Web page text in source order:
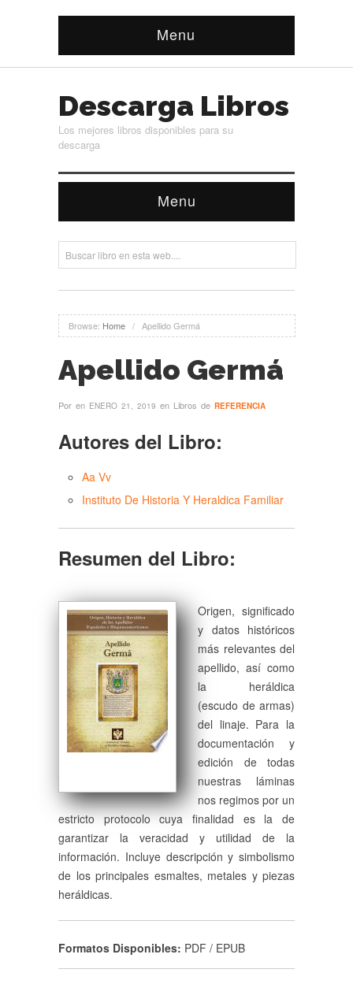
Menu
Descarga Libros
Los mejores libros disponibles para su
descarga
Menu
Browse: Home / Apellido Germá
Apellido Germá
Por en ENERO 21, 2019 en Libros de REFERENCIA
Autores del Libro:
Aa Vv
Instituto De Historia Y Heraldica Familiar
Resumen del Libro:
Origen, significado
y datos históricos
más relevantes del
apellido, así como
la heráldica
(escudo de armas)
del linaje. Para la
documentación y
edición de todas
nuestras láminas
nos regimos por un
estricto protocolo cuya finalidad es la de
garantizar la veracidad y utilidad de la
información. Incluye descripción y simbolismo
de los principales esmaltes, metales y piezas
heráldicas.
Formatos Disponibles: PDF / EPUB